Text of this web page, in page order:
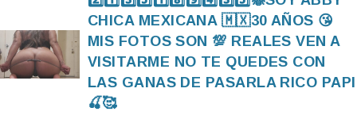
CHICA MEXICANA 🇲🇽30 AÑOS 😘
MIS FOTOS SON 💯 REALES VEN A
VISITARME NO TE QUEDES CON
LAS GANAS DE PASARLA RICO PAPI
🍒🥰